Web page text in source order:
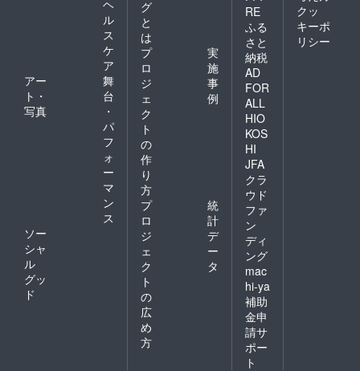
ヘ
ル
ス
ケ
ア
アー
ト・
写真
舞
台
・
パ
フ
ォ
ー
マ
ン
ス
ソー
シャ
ル
グッ
ド
グ
と
は
プ
ロ
ジ
ェ
ク
ト
の
作
り
方
実
施
事
例
プ
ロ
ジ
ェ
ク
ト
の
広
め
方
統
計
デ
ー
タ
RE
ふる
さと
納税
AD
FOR
ALL
HIO
KOS
HI
JFA
クラ
ウド
ファ
ン
ディ
ング
mac
hi-ya
補助
金申
請サ
ポー
ト
クッ
キーポ
リシー